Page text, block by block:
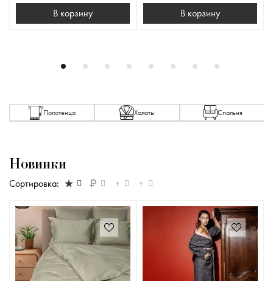
В корзину В корзину
Полотенца Халаты Спальня
Новинки
Сортировка: